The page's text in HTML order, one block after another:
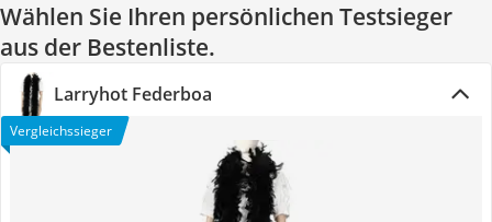
Wählen Sie Ihren persönlichen Testsieger
aus der Bestenliste.
Larryhot Federboa
Vergleichssieger